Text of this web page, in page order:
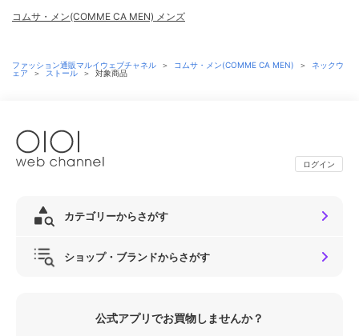
コムサ・メン(COMME CA MEN) メンズ
ファッション通販マルイウェブチャネル ＞ コムサ・メン(COMME CA MEN) ＞
ネックウ
ェア
＞ ストール ＞ 対象商品
ログイン
カテゴリーからさがす
ショップ・ブランドからさがす
公式アプリでお買物しませんか？